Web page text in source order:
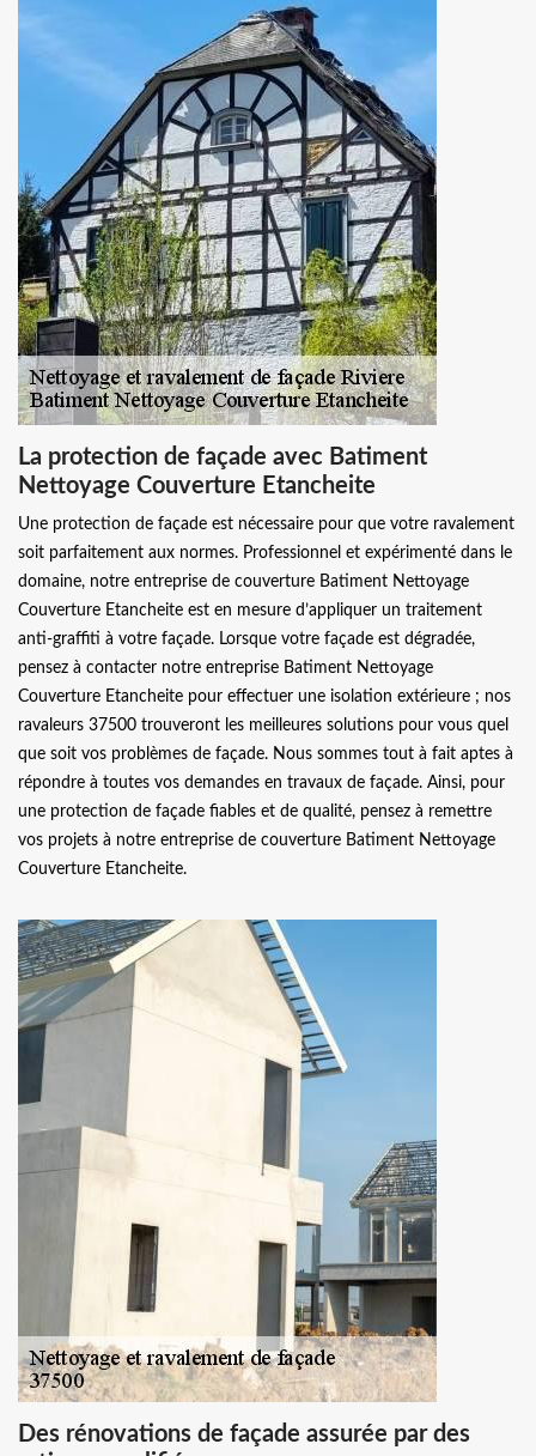
La protection de façade avec Batiment
Nettoyage Couverture Etancheite
Une protection de façade est nécessaire pour que votre ravalement
soit parfaitement aux normes. Professionnel et expérimenté dans le
domaine, notre entreprise de couverture Batiment Nettoyage
Couverture Etancheite est en mesure d’appliquer un traitement
anti-graffiti à votre façade. Lorsque votre façade est dégradée,
pensez à contacter notre entreprise Batiment Nettoyage
Couverture Etancheite pour effectuer une isolation extérieure ; nos
ravaleurs 37500 trouveront les meilleures solutions pour vous quel
que soit vos problèmes de façade. Nous sommes tout à fait aptes à
répondre à toutes vos demandes en travaux de façade. Ainsi, pour
une protection de façade fiables et de qualité, pensez à remettre
vos projets à notre entreprise de couverture Batiment Nettoyage
Couverture Etancheite.
Des rénovations de façade assurée par des